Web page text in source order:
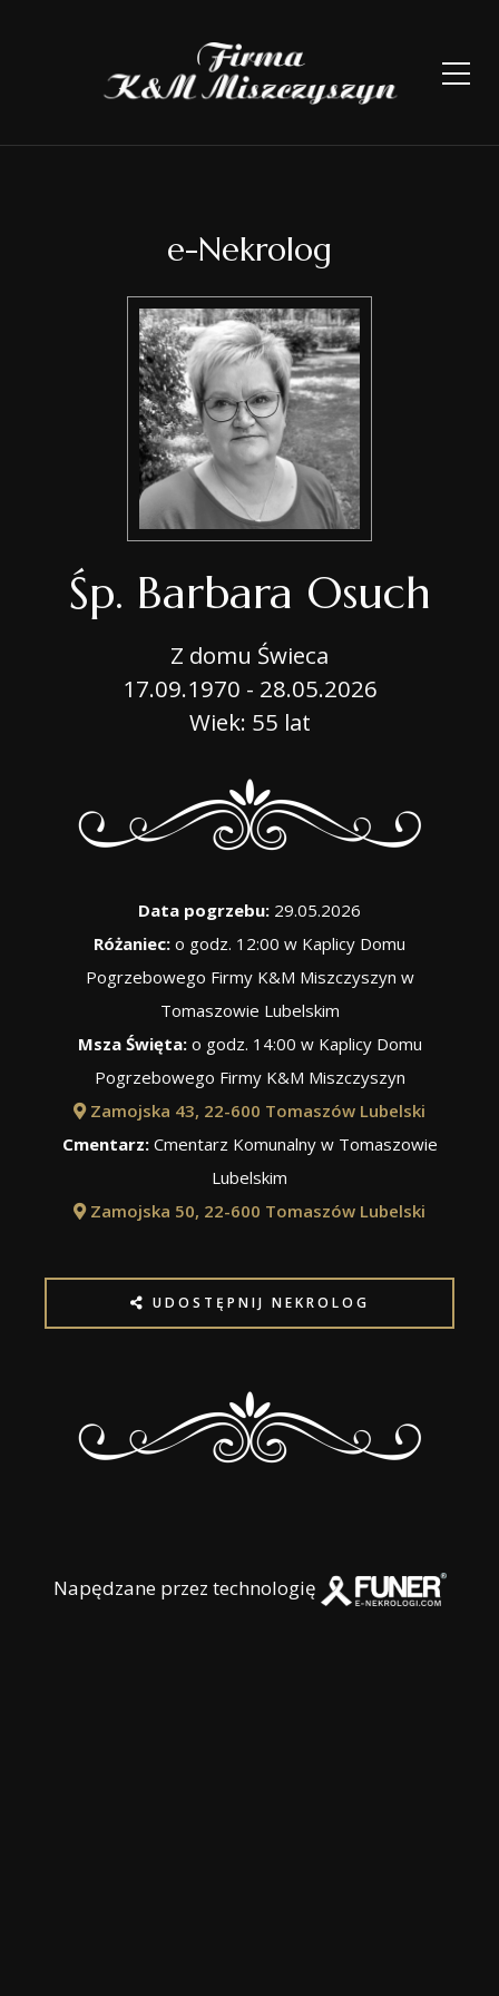
e-Nekrolog
Śp. Barbara Osuch
Z domu Świeca
17.09.1970 - 28.05.2026
Wiek: 55 lat
Data pogrzebu: 29.05.2026
Różaniec: o godz. 12:00 w Kaplicy Domu
Pogrzebowego Firmy K&M Miszczyszyn w
Tomaszowie Lubelskim
Msza Święta:o godz. 14:00 w Kaplicy Domu
Pogrzebowego Firmy K&M Miszczyszyn
Zamojska 43, 22-600 Tomaszów Lubelski
Cmentarz:Cmentarz Komunalny w Tomaszowie
Lubelskim
Zamojska 50, 22-600 Tomaszów Lubelski
UDOSTĘPNIJ NEKROLOG
Napędzane przez technologię